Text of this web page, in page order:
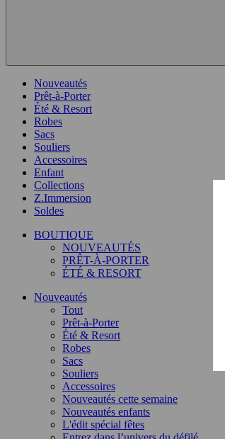
Nouveautés
Prêt-à-Porter
Été & Resort
Robes
Sacs
Souliers
Accessoires
Enfant
Collections
Z.Immersion
Soldes
BOUTIQUE
NOUVEAUTÉS
PRÊT-À-PORTER
ÉTÉ & RESORT
Nouveautés
Tout
Prêt-à-Porter
Été & Resort
Robes
Sacs
Souliers
Accessoires
Nouveautés cette semaine
Nouveautés enfants
L'édit spécial fêtes